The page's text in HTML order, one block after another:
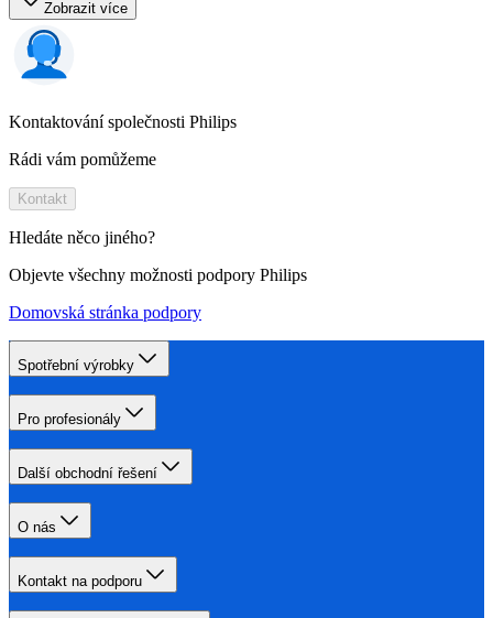
Zobrazit více
Kontaktování společnosti Philips
Rádi vám pomůžeme
Kontakt
Hledáte něco jiného?
Objevte všechny možnosti podpory Philips
Domovská stránka podpory
Spotřební výrobky
Pro profesionály
Další obchodní řešení
O nás
Kontakt na podporu